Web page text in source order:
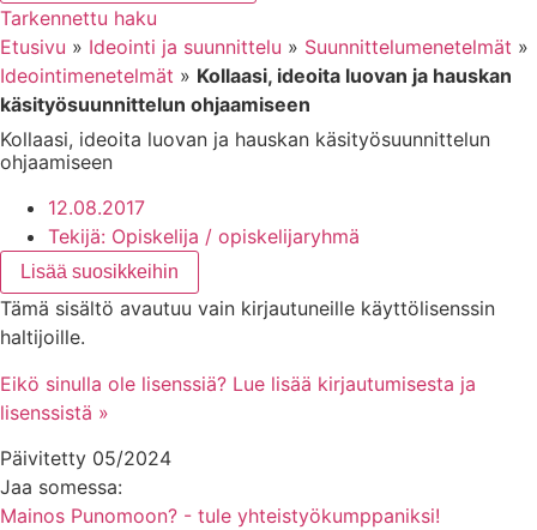
Tarkennettu haku
Etusivu » Ideointi ja suunnittelu » Suunnittelumenetelmät »
Ideointimenetelmät » Kollaasi, ideoita luovan ja hauskan
käsityösuunnittelun ohjaamiseen
Kollaasi, ideoita luovan ja hauskan käsityösuunnittelun
ohjaamiseen
12.08.2017
Tekijä: Opiskelija / opiskelijaryhmä
Lisää suosikkeihin
Tämä sisältö avautuu vain kirjautuneille käyttölisenssin
haltijoille.
Eikö sinulla ole lisenssiä? Lue lisää kirjautumisesta ja
lisenssistä »
Päivitetty 05/2024
Jaa somessa:
Mainos Punomoon? - tule yhteistyökumppaniksi!